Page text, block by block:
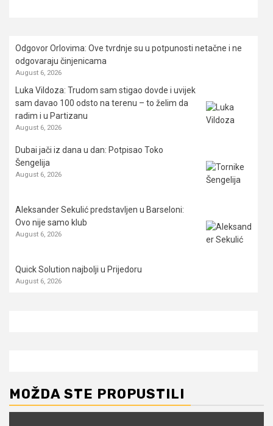
Odgovor Orlovima: ​Ove tvrdnje su u potpunosti netačne i ne
odgovaraju činjenicama
August 6, 2026
Luka Vildoza: Trudom sam stigao dovde i uvijek
sam davao 100 odsto na terenu – to želim da
radim i u Partizanu
August 6, 2026
Dubai jači iz dana u dan: Potpisao Toko
Šengelija
August 6, 2026
Aleksander Sekulić predstavljen u Barseloni:
Ovo nije samo klub
August 6, 2026
Quick Solution najbolji u Prijedoru
August 6, 2026
MOŽDA STE PROPUSTILI